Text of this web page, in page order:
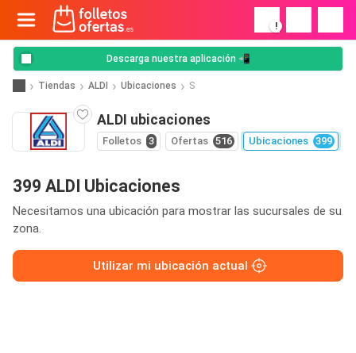
!
Descarga nuestra aplicación 📲
Tiendas ALDI Ubicaciones S
ALDI ubicaciones
Folletos 3 Ofertas 516 Ubicaciones 399
399 ALDI Ubicaciones
Necesitamos una ubicación para mostrar las sucursales de su
zona.
Utilizar mi ubicación actual